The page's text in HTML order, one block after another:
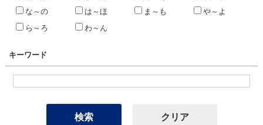
な～の
は～ほ ま～も
や～よ
ら～ろ
わ～ん
キーワード